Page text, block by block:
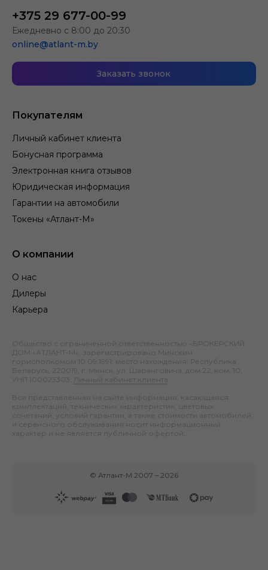
Покупателям
Личный кабинет клиента
Бонусная программа
Электронная книга отзывов
Юридическая информация
Гарантии на автомобили
Токены «Атлант-М»
О компании
О нас
Дилеры
Карьера
+375 29 677-00-99
Ежедневно с 8:00 до 20:30
online@atlant-m.by
Заказать звонок
Общество с ограниченной ответственностью «БРОКЕРСКИЙ
ДОМ «АТЛАНТ-М», зарегистрировано Минским
горисполкомом 10.09.1991; место нахождения: Республика
Беларусь, 220019, г. Минск, ул. Шаранговича, дом 22, ком. 10;
УНП 100023303.
Личный кабинет клиента
Вся представленная на сайте информация, касающаяся
комплектаций, технических характеристик, цветовых
сочетаний, условий гарантии, а также стоимости автомобилей
и сервисного обслуживания носит информационный
характер и не является публичной офертой.
© Атлант-М 2007 – 2026